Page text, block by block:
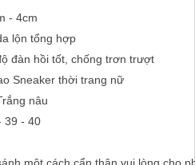
- 4cm
lộn tổng hợp
đàn hồi tốt, chống trơn trượt
Sneaker thời trang nữ
nâu
39 - 40
một cách cẩn thận,vui lòng cho